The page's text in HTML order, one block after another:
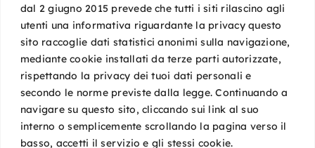
dal 2 giugno 2015 prevede che tutti i siti rilascino agli
utenti una informativa riguardante la privacy questo
sito raccoglie dati statistici anonimi sulla navigazione,
mediante cookie installati da terze parti autorizzate,
rispettando la privacy dei tuoi dati personali e
secondo le norme previste dalla legge. Continuando a
navigare su questo sito, cliccando sui link al suo
interno o semplicemente scrollando la pagina verso il
basso, accetti il servizio e gli stessi cookie.
c/o Planning Congressi,
Via Guelfa, 9
40138 Bologna
Cod. Fisc. 96081590588
P. IVA 02149801009